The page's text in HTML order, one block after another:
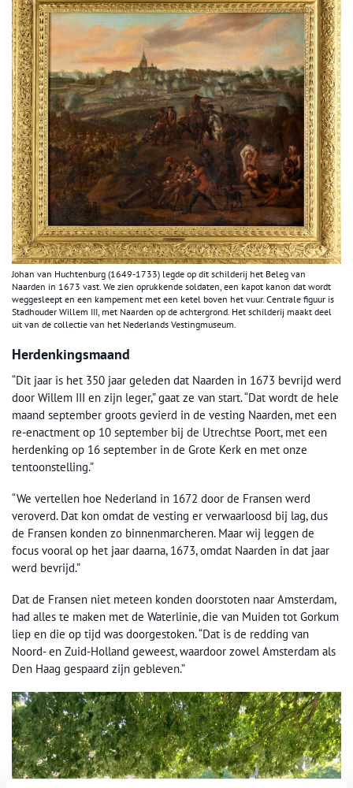
Johan van Huchtenburg (1649-1733) legde op dit schilderij het Beleg van
Naarden in 1673 vast. We zien oprukkende soldaten, een kapot kanon dat wordt
weggesleept en een kampement met een ketel boven het vuur. Centrale figuur is
Stadhouder Willem III, met Naarden op de achtergrond. Het schilderij maakt deel
uit van de collectie van het Nederlands Vestingmuseum.
Herdenkingsmaand
“Dit jaar is het 350 jaar geleden dat Naarden in 1673 bevrijd werd
door Willem III en zijn leger,” gaat ze van start. “Dat wordt de hele
maand september groots gevierd in de vesting Naarden, met een
re-enactment op 10 september bij de Utrechtse Poort, met een
herdenking op 16 september in de Grote Kerk en met onze
tentoonstelling.”
“We vertellen hoe Nederland in 1672 door de Fransen werd
veroverd. Dat kon omdat de vesting er verwaarloosd bij lag, dus
de Fransen konden zo binnenmarcheren. Maar wij leggen de
focus vooral op het jaar daarna, 1673, omdat Naarden in dat jaar
werd bevrijd.”
Dat de Fransen niet meteen konden doorstoten naar Amsterdam,
had alles te maken met de Waterlinie, die van Muiden tot Gorkum
liep en die op tijd was doorgestoken. “Dat is de redding van
Noord- en Zuid-Holland geweest, waardoor zowel Amsterdam als
Den Haag gespaard zijn gebleven.”